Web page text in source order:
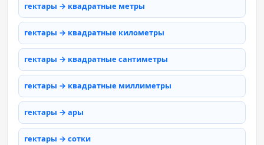
гектары → квадратные метры
гектары → квадратные километры
гектары → квадратные сантиметры
гектары → квадратные миллиметры
гектары → ары
гектары → сотки